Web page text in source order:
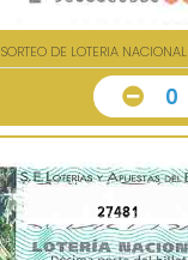
SORTEO DE LOTERIA NACIONAL
0
27481